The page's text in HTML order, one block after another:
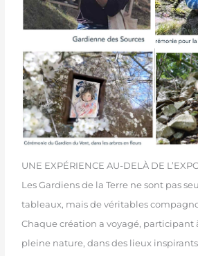
UNE EXPÉRIENCE AU-DELÀ DE
Les Gardiens de la Terre ne sont pas
tableaux, mais de véritables
Chaque création a voyagé, participant
pleine nature, dans des lieux